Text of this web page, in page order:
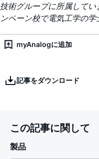
技術グループに所属して
ンペーン校で電気工学の学
myAnalogに追加
記事をダウンロード
この記事に関して
製品